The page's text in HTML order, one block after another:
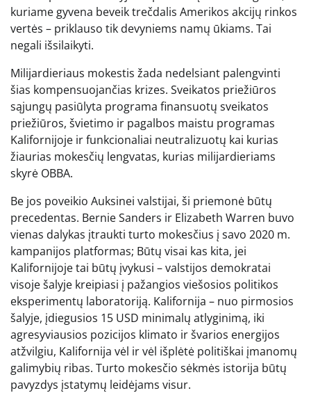
kuriame gyvena beveik trečdalis Amerikos akcijų rinkos
vertės – priklauso tik devyniems namų ūkiams. Tai
negali išsilaikyti.
Milijardieriaus mokestis žada nedelsiant palengvinti
šias kompensuojančias krizes. Sveikatos priežiūros
sąjungų pasiūlyta programa finansuotų sveikatos
priežiūros, švietimo ir pagalbos maistu programas
Kalifornijoje ir funkcionaliai neutralizuotų kai kurias
žiaurias mokesčių lengvatas, kurias milijardieriams
skyrė OBBA.
Be jos poveikio Auksinei valstijai, ši priemonė būtų
precedentas. Bernie Sanders ir Elizabeth Warren buvo
vienas dalykas įtraukti turto mokesčius į savo 2020 m.
kampanijos platformas; Būtų visai kas kita, jei
Kalifornijoje tai būtų įvykusi – valstijos demokratai
visoje šalyje kreipiasi į pažangios viešosios politikos
eksperimentų laboratoriją. Kalifornija – nuo ​​pirmosios
šalyje, įdiegusios 15 USD minimalų atlyginimą, iki
agresyviausios pozicijos klimato ir švarios energijos
atžvilgiu, Kalifornija vėl ir vėl išplėtė politiškai įmanomų
galimybių ribas. Turto mokesčio sėkmės istorija būtų
pavyzdys įstatymų leidėjams visur.